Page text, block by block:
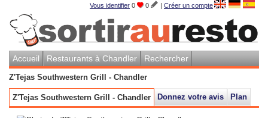
Vous identifier 0 0 | Créer un compte
Accueil Restaurants à Chandler Rechercher
Z'Tejas Southwestern Grill - Chandler
Z'Tejas Southwestern Grill - Chandler Donnez votre avis Plan